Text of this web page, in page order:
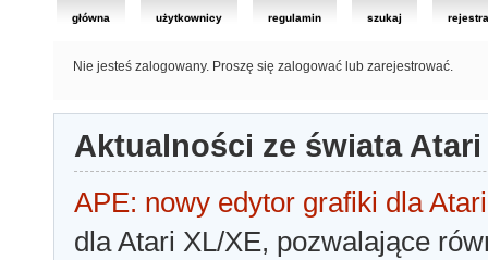
główna użytkownicy regulamin szukaj
Nie jesteś zalogowany. Proszę się zalogować lub zarejestrować.
Aktualności ze świata Atari
APE: nowy edytor grafiki dla Atari
dla Atari XL/XE, pozwalające